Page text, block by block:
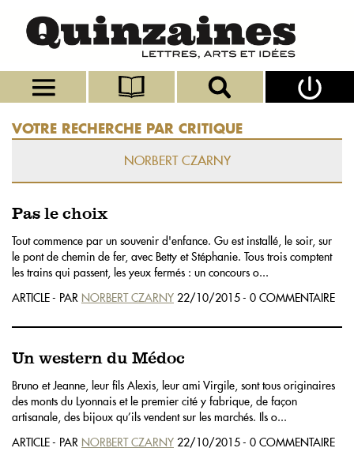
VOTRE RECHERCHE PAR CRITIQUE
NORBERT CZARNY
Pas le choix
Tout commence par un souvenir d'enfance. Gu est installé, le soir, sur
le pont de chemin de fer, avec Betty et Stéphanie. Tous trois comptent
les trains qui passent, les yeux fermés : un concours o...
ARTICLE - PAR NORBERT CZARNY 22/10/2015 - 0 COMMENTAIRE
Un western du Médoc
Bruno et Jeanne, leur fils Alexis, leur ami Virgile, sont tous originaires
des monts du Lyonnais et le premier cité y fabrique, de façon
artisanale, des bijoux qu’ils vendent sur les marchés. Ils o...
ARTICLE - PAR NORBERT CZARNY 22/10/2015 - 0 COMMENTAIRE